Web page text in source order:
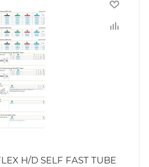
H/D SELF FAST TUBE